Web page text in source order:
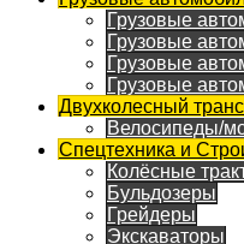
Грузовые
Грузовые
Грузовые
Грузовые
Двухколесный
Велосипеды/
Спецтехника и
Колёсные
Бульдозеры
Грейдеры
Экскаваторы